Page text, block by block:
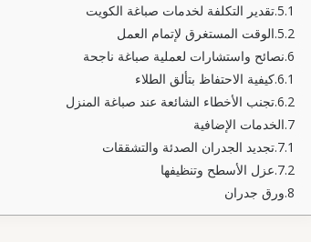
تقدير التكلفة لخدمات صباغة الكويت
الوقت المستغرق لإتمام العمل
نصائح واستشارات لعملية صباغة ناجحة
كيفية الاحتفاظ بتألق الطلاء
تجنب الأخطاء الشائعة عند صباغة المنزل
الخدمات الإضافية
تجديد الجدران الصدئة والتشققات
عزل الأسطح وتنظيفها
ورق جدران